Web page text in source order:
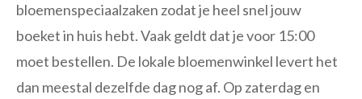
bloemenspeciaalzaken zodat je heel snel jouw
boeket in huis hebt. Vaak geldt dat je voor 15:00
moet bestellen. De lokale bloemenwinkel levert het
dan meestal dezelfde dag nog af. Op zaterdag en